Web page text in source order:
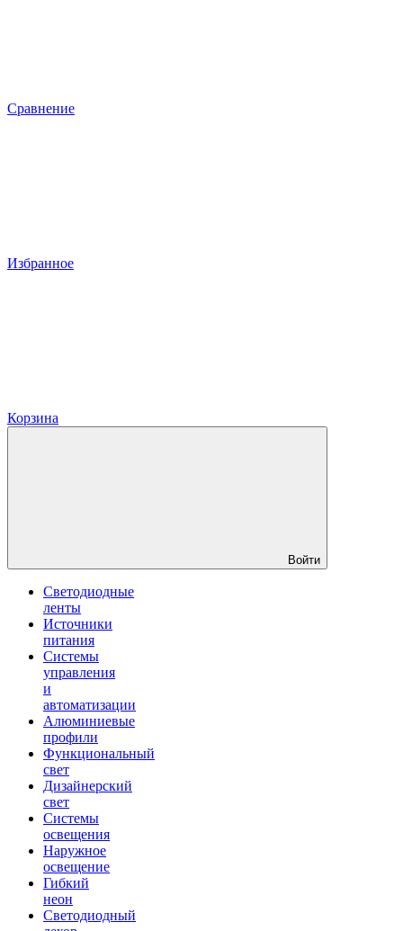
Сравнение
Избранное
Корзина
Войти
Светодиодные
ленты
Источники
питания
Системы
управления
и
автоматизации
Алюминиевые
профили
Функциональный
свет
Дизайнерский
свет
Системы
освещения
Наружное
освещение
Гибкий
неон
Светодиодный